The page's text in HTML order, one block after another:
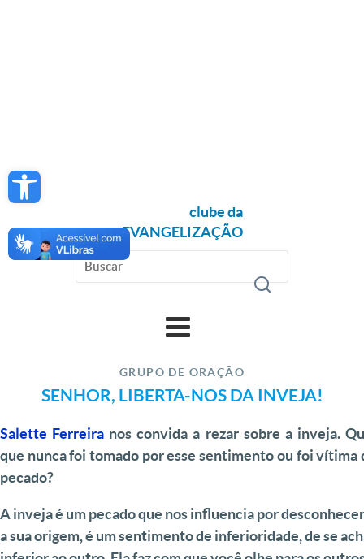
Open toolbar
clube da
EVANGELIZAÇÃO
GRUPO DE ORAÇÃO
SENHOR, LIBERTA-NOS DA INVEJA!
Salette Ferreira nos convida a rezar sobre a inveja.
que nunca foi tomado por esse sentimento ou foi vítima
pecado?
A inveja é um pecado que nos influencia por
a sua origem, é um sentimento de inferioridade, de se